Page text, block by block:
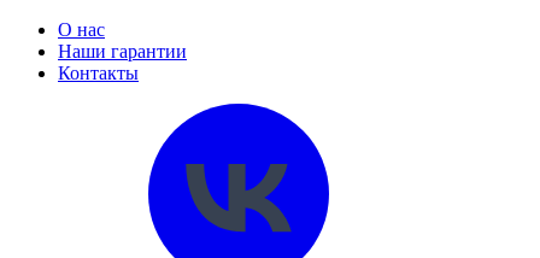
О нас
Наши гарантии
Контакты